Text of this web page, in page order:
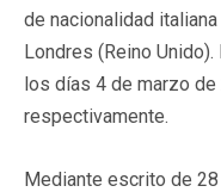
de nacionalidad
Londres (Reino
los días 4 de marzo
respectivamente.
Mediante escrito de